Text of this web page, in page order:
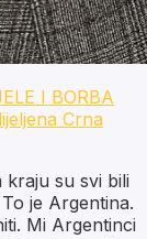
I BORBA
Crna
kraju su svi bili
je Argentina.
Mi Argentinci